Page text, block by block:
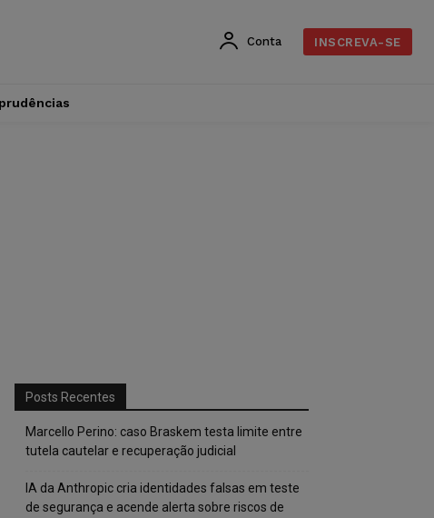
Conta INSCREVA-SE
Posts Recentes
Marcello Perino: caso Braskem testa limite entre
tutela cautelar e recuperação judicial
IA da Anthropic cria identidades falsas em teste
de segurança e acende alerta sobre riscos de